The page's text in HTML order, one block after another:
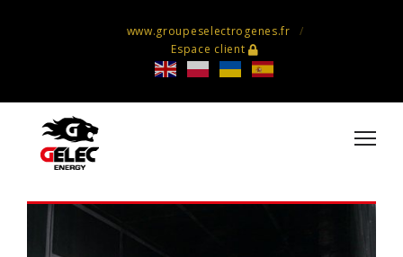
www.groupeselectrogenes.fr
Espace client